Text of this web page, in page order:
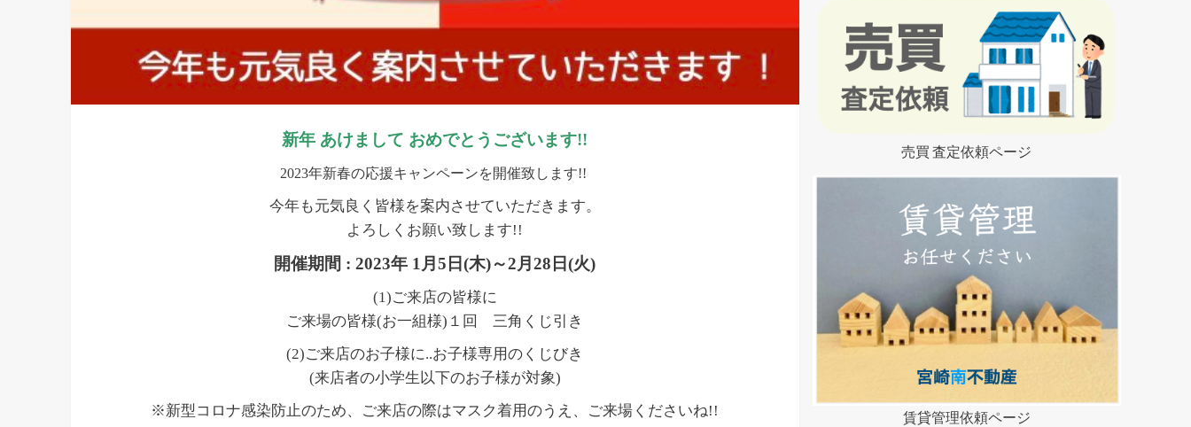
新年 あけまして おめでとうございます!!
2023年新春の応援キャンペーンを開催致します!!
今年も元気良く皆様を案内させていただきます。
よろしくお願い致します!!
開催期間 : 2023年 1月5日(木)～2月28日(火)
(1)ご来店の皆様に
ご来場の皆様(お一組様)１回 三角くじ引き
(2)ご来店のお子様に..お子様専用のくじびき
(来店者の小学生以下のお子様が対象)
※新型コロナ感染防止のため、ご来店の際はマスク着用のうえ、ご来場くださいね!!
売買 査定依頼ページ
賃貸管理依頼ページ